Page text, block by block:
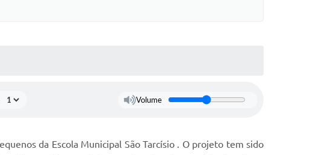
Volume
da Escola Municipal São Tarcísio . O projeto tem sido